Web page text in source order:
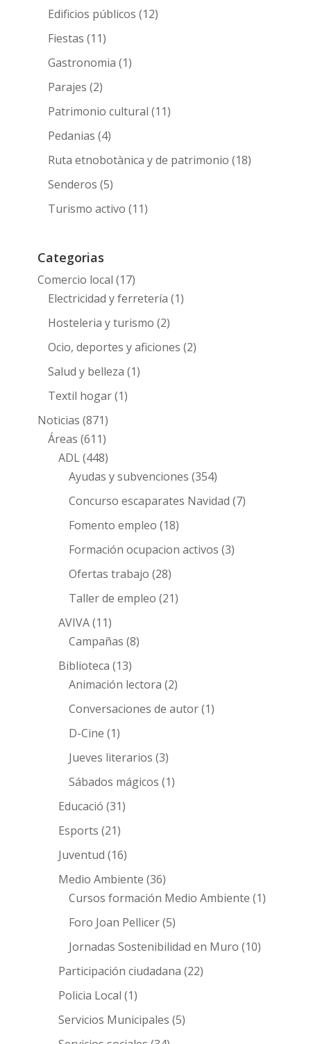
Edificios públicos (12)
Fiestas (11)
Gastronomia (1)
Parajes (2)
Patrimonio cultural (11)
Pedanias (4)
Ruta etnobotànica y de patrimonio (18)
Senderos (5)
Turismo activo (11)
Categorias
Comercio local (17)
Electricidad y ferretería (1)
Hosteleria y turismo (2)
Ocio, deportes y aficiones (2)
Salud y belleza (1)
Textil hogar(1)
Noticias (871)
Áreas (611)
ADL(448)
Ayudas y subvenciones (354)
Concurso escaparates Navidad (7)
Fomento empleo (18)
Formación ocupacion activos (3)
Ofertas trabajo (28)
Taller de empleo (21)
AVIVA(11)
Campañas (8)
Biblioteca (13)
Animación lectora (2)
Conversaciones de autor(1)
D-Cine (1)
Jueves literarios (3)
Sábados mágicos (1)
Educació (31)
Esports (21)
Juventud (16)
Medio Ambiente (36)
Cursos formación Medio Ambiente (1)
Foro Joan Pellicer(5)
Jornadas Sostenibilidad en Muro (10)
Participación ciudadana (22)
Policia Local (1)
Servicios Municipales (5)